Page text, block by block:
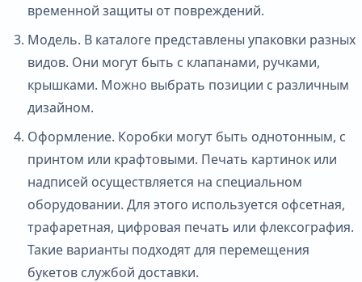
временной защиты от повреждений.
Модель. В каталоге представлены упаковки разных
видов. Они могут быть с клапанами, ручками,
крышками. Можно выбрать позиции с различным
дизайном.
Оформление. Коробки могут быть однотонным, с
принтом или крафтовыми. Печать картинок или
надписей осуществляется на специальном
оборудовании. Для этого используется офсетная,
трафаретная, цифровая печать или флексография.
Такие варианты подходят для перемещения
букетов службой доставки.